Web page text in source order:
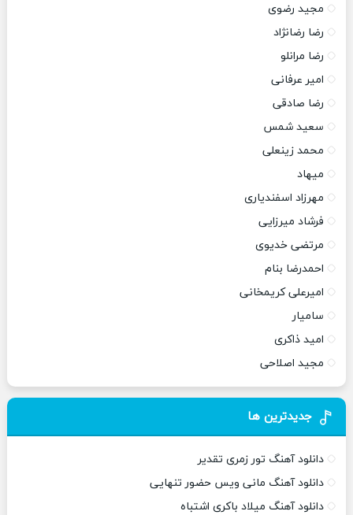
مجید رضوی
رضا رضانژاد
رضا مرانلو
امیر عرفانی
رضا صادقی
سعید شمس
محمد زینعلی
میهاد
مهرزاد اسفندیاری
فرشاد میرزایی
مرتضی خدیوی
احمدرضا بنام
امیرعلی کریمخانی
سامیار
امید ذاکری
مجید اصلاحی
جدیدترین ها
دانلود آهنگ تور زمری تقدیر
دانلود آهنگ مانی ویس حضور تنهایی
دانلود آهنگ میلاد باکری اشتباه